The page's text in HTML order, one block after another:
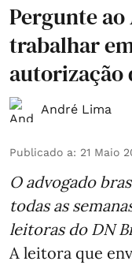
Pergunte ao
trabalhar
autorização
André Lima
Publicado a: 21 Maio
O advogado
todas as
leitoras do DN
A leitora que